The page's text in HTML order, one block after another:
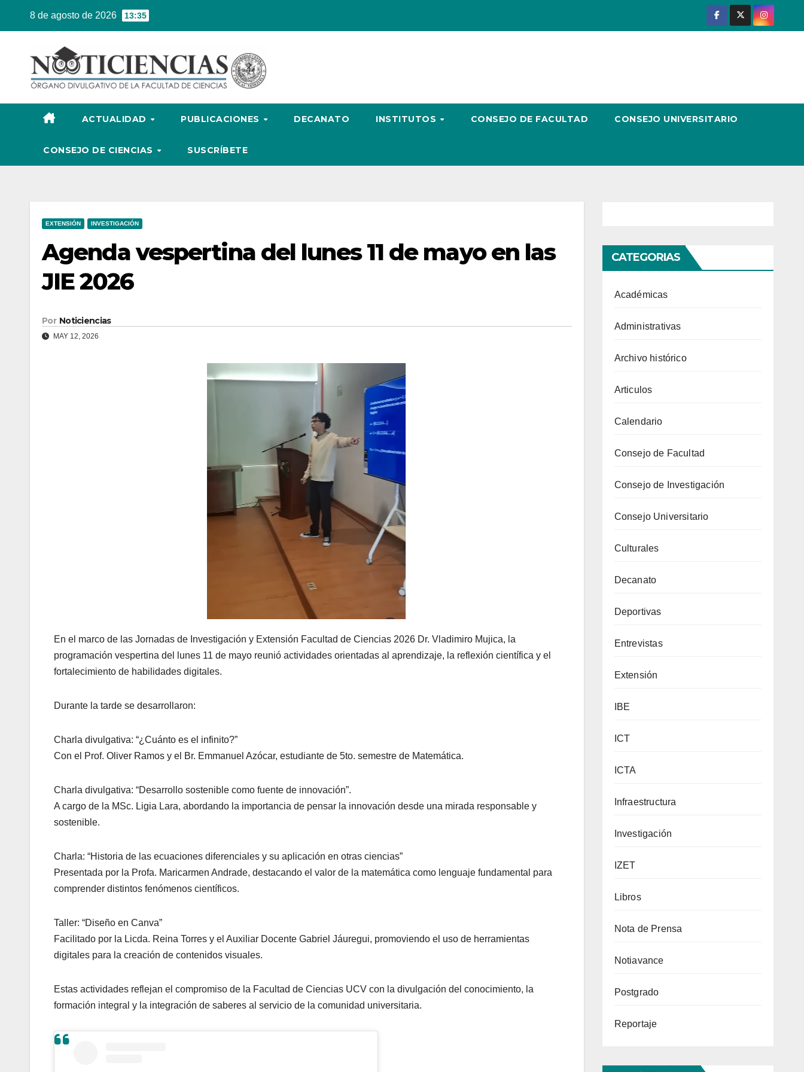
8 de agosto de 2026 13:35
ACTUALIDAD PUBLICACIONES DECANATO INSTITUTOS CONSEJO DE FACULTAD CONSEJO UNIVERSITARIO
CONSEJO DE CIENCIAS SUSCRÍBETE
EXTENSIÓN INVESTIGACIÓN
Agenda vespertina del lunes 11 de mayo en las
JIE 2026
Por Noticiencias
MAY 12, 2026
En el marco de las Jornadas de Investigación y Extensión Facultad de Ciencias 2026 Dr. Vladimiro Mujica, la
programación vespertina del lunes 11 de mayo reunió actividades orientadas al aprendizaje, la reflexión científica y el
fortalecimiento de habilidades digitales.
Durante la tarde se desarrollaron:
Charla divulgativa: “¿Cuánto es el infinito?”
Con el Prof. Oliver Ramos y el Br. Emmanuel Azócar, estudiante de 5to. semestre de Matemática.
Charla divulgativa: “Desarrollo sostenible como fuente de innovación”.
A cargo de la MSc. Ligia Lara, abordando la importancia de pensar la innovación desde una mirada responsable y
sostenible.
Charla: “Historia de las ecuaciones diferenciales y su aplicación en otras ciencias”
Presentada por la Profa. Maricarmen Andrade, destacando el valor de la matemática como lenguaje fundamental para
comprender distintos fenómenos científicos.
Taller: “Diseño en Canva”
Facilitado por la Licda. Reina Torres y el Auxiliar Docente Gabriel Jáuregui, promoviendo el uso de herramientas
digitales para la creación de contenidos visuales.
Estas actividades reflejan el compromiso de la Facultad de Ciencias UCV con la divulgación del conocimiento, la
formación integral y la integración de saberes al servicio de la comunidad universitaria.
CATEGORIAS
Académicas
Administrativas
Archivo histórico
Articulos
Calendario
Consejo de Facultad
Consejo de Investigación
Consejo Universitario
Culturales
Decanato
Deportivas
Entrevistas
Extensión
IBE
ICT
ICTA
Infraestructura
Investigación
IZET
Libros
Nota de Prensa
Notiavance
Postgrado
Reportaje